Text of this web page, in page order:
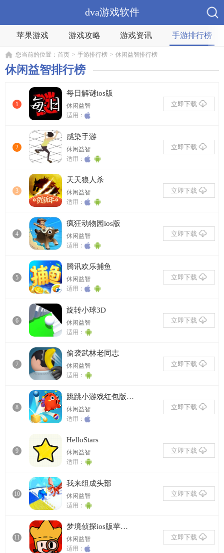
dva游戏软件
苹果游戏 游戏攻略 游戏资讯 手游排行榜
您当前的位置： 首页 > 手游排行榜 > 休闲益智排行榜
休闲益智排行榜
1
每日解谜ios版
休闲益智
适用：
立即下载
2
感染手游
休闲益智
适用：
立即下载
3
天天狼人杀
休闲益智
适用：
立即下载
4
疯狂动物园ios版
休闲益智
适用：
立即下载
5
腾讯欢乐捕鱼
休闲益智
适用：
立即下载
6
旋转小球3D
休闲益智
适用：
立即下载
7
偷袭武林老同志
休闲益智
适用：
立即下载
8
跳跳小游戏红包版ios版
休闲益智
适用：
立即下载
9
HelloStars
休闲益智
适用：
立即下载
10
我来组成头部
休闲益智
适用：
立即下载
11
梦境侦探ios版苹果版苹果版
休闲益智
适用：
立即下载